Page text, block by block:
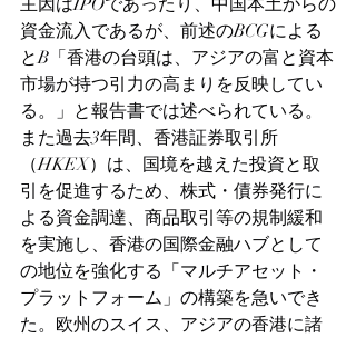
主因はIPOであったり、中国本土からの
資金流入であるが、前述のBCGによる
とB「香港の台頭は、アジアの富と資本
市場が持つ引力の高まりを反映してい
る。」と報告書では述べられている。
また過去3年間、香港証券取引所
（HKEX）は、国境を越えた投資と取
引を促進するため、株式・債券発行に
よる資金調達、商品取引等の規制緩和
を実施し、香港の国際金融ハブとして
の地位を強化する「マルチアセット・
プラットフォーム」の構築を急いでき
た。欧州のスイス、アジアの香港に諸